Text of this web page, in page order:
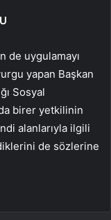
de uygulamayı
yapan Başkan
Sosyal
da birer yetkilinin
alanlarıyla ilgili
de sözlerine